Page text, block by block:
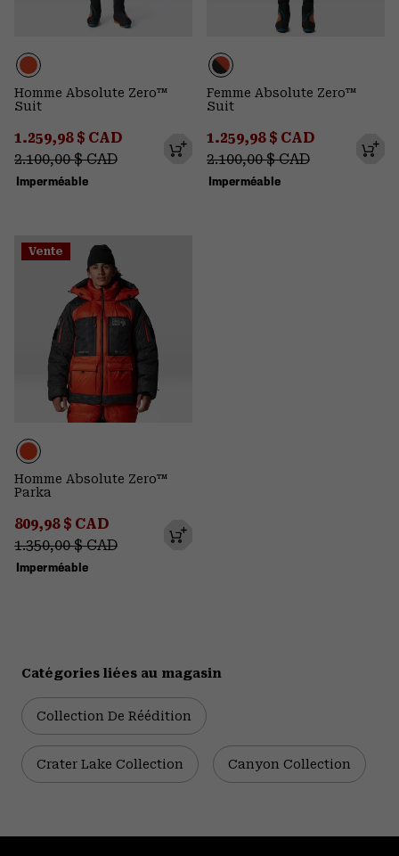
Imperméable
Homme Absolute Zero™
Suit
Sale price:
1.259,98 $ CAD Regular price:
2.100,00 $ CAD
Imperméable
Femme Absolute Zero™
Suit
Sale price:
1.259,98 $ CAD Regular
2.100,00 $ CAD
Vente
Imperméable
Homme Absolute Zero™
Parka
Sale price:
809,98 $ CAD Regular price:
1.350,00 $ CAD
Catégories liées au magasin
Collection De Réédition
Crater Lake Collection Canyon Collection